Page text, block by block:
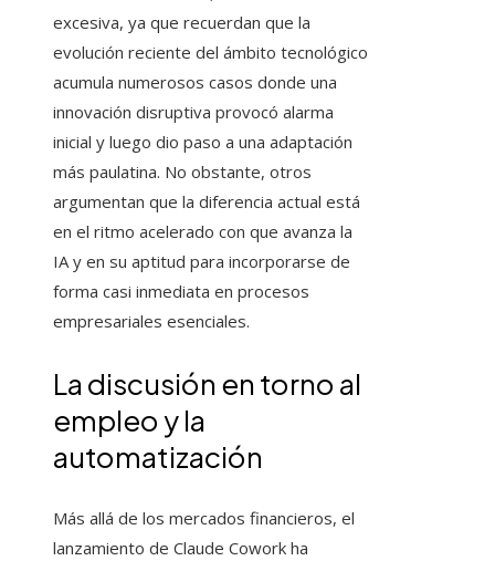
excesiva, ya que recuerdan que la
evolución reciente del ámbito tecnológico
acumula numerosos casos donde una
innovación disruptiva provocó alarma
inicial y luego dio paso a una adaptación
más paulatina. No obstante, otros
argumentan que la diferencia actual está
en el ritmo acelerado con que avanza la
IA y en su aptitud para incorporarse de
forma casi inmediata en procesos
empresariales esenciales.
La discusión en torno al
empleo y la
automatización
Más allá de los mercados financieros, el
lanzamiento de Claude Cowork ha